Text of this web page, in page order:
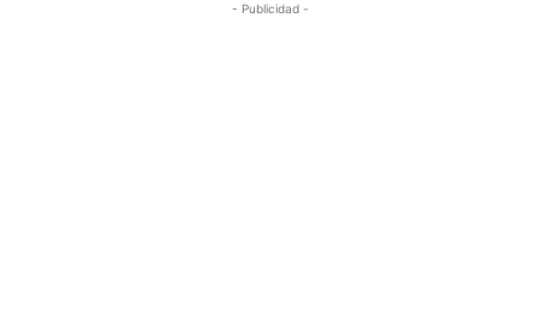
- Publicidad -